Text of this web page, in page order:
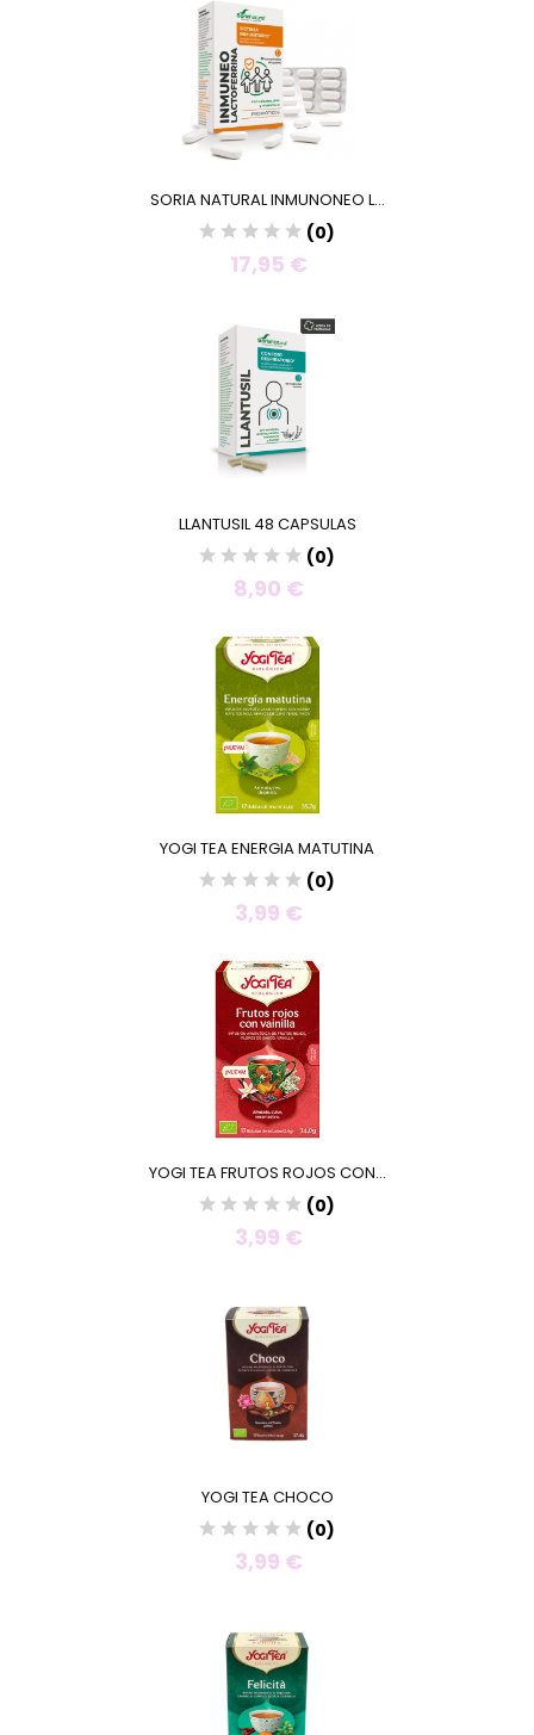
SORIA NATURAL INMUNONEO L...
(0)
17,95 €
LLANTUSIL 48 CAPSULAS
(0)
8,90 €
YOGI TEA ENERGIA MATUTINA
(0)
3,99 €
YOGI TEA FRUTOS ROJOS CON...
(0)
3,99 €
YOGI TEA CHOCO
(0)
3,99 €